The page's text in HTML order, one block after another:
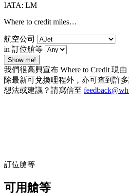
IATA: LM
Where to credit miles…
航空公司
in 訂位艙等
Show me!
我們很高興宣布 Where to Credit 現由
除最新可兌換哩程外，亦可查到許
想法或建議？請寫信至
訂位艙等
可用艙等